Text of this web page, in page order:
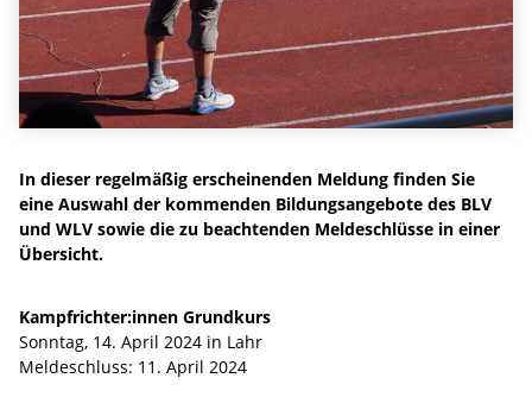
In dieser regelmäßig erscheinenden Meldung finden Sie
eine Auswahl der kommenden Bildungsangebote des BLV
und WLV sowie die zu beachtenden Meldeschlüsse in einer
Übersicht.
Kampfrichter:innen Grundkurs
Sonntag, 14. April 2024 in Lahr
Meldeschluss: 11. April 2024